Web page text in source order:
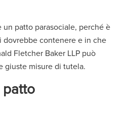
un patto parasociale, perché è
contenere e in che
Fletcher Baker LLP può
giuste misure di tutela.
patto